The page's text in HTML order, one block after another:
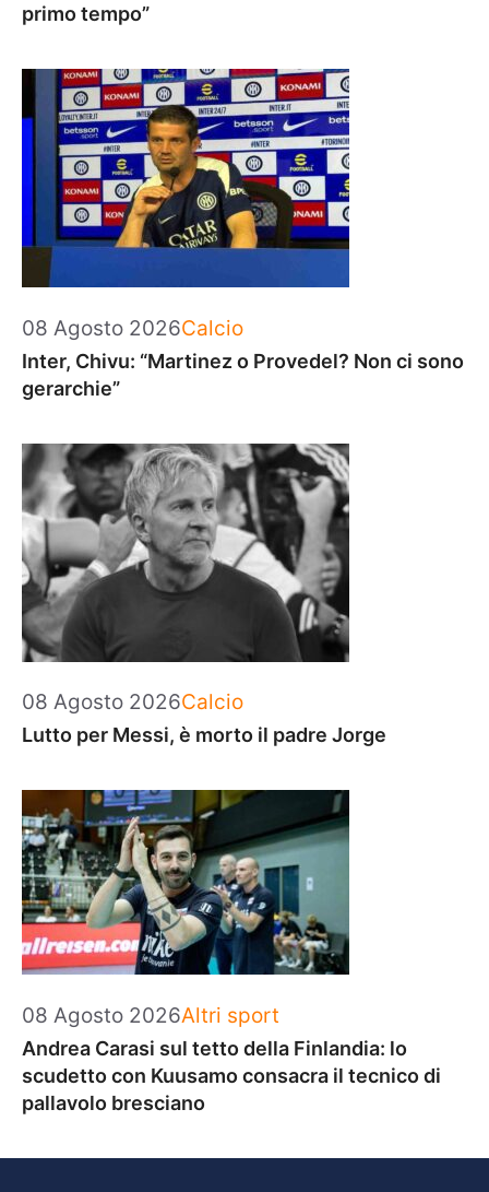
primo tempo”
08 Agosto 2026Categorie
Calcio
Inter, Chivu: “Martinez o Provedel? Non ci sono
gerarchie”
08 Agosto 2026Categorie
Calcio
Lutto per Messi, è morto il padre Jorge
08 Agosto 2026Categorie
Altri sport
Andrea Carasi sul tetto della Finlandia: lo
scudetto con Kuusamo consacra il tecnico di
pallavolo bresciano